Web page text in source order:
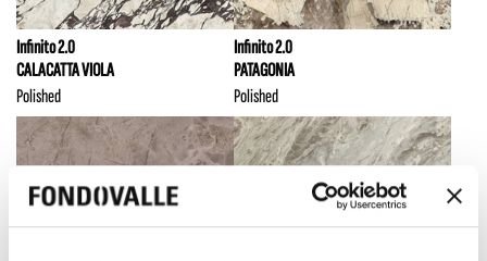
Infinito 2.0
CALACATTA VIOLA
Polished
Infinito 2.0
PATAGONIA
Polished